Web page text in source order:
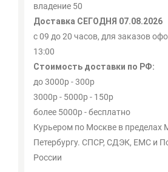
владение 50
Доставка СЕГОДНЯ 07.08.2026
с 09 до 20 часов, для заказов
13:00
Стоимость доставки по РФ:
до 3000р - 300р
3000р - 5000р - 150р
более 5000р - бесплатно
Курьером по Москве в пределах
Петербургу. СПСР, СДЭК, ЕМС и
России